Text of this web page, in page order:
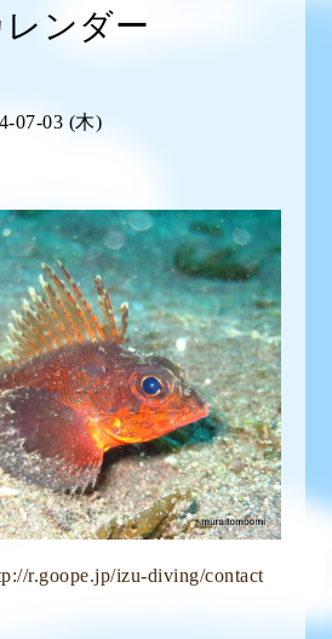
レンダー
07-03 (木)
r.goope.jp/izu-diving/contact